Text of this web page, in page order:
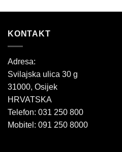
KONTAKT
Adresa:
Svilajska ulica 30 g
31000, Osijek
HRVATSKA
Telefon: 031 250 800
Mobitel: 091 250 8000